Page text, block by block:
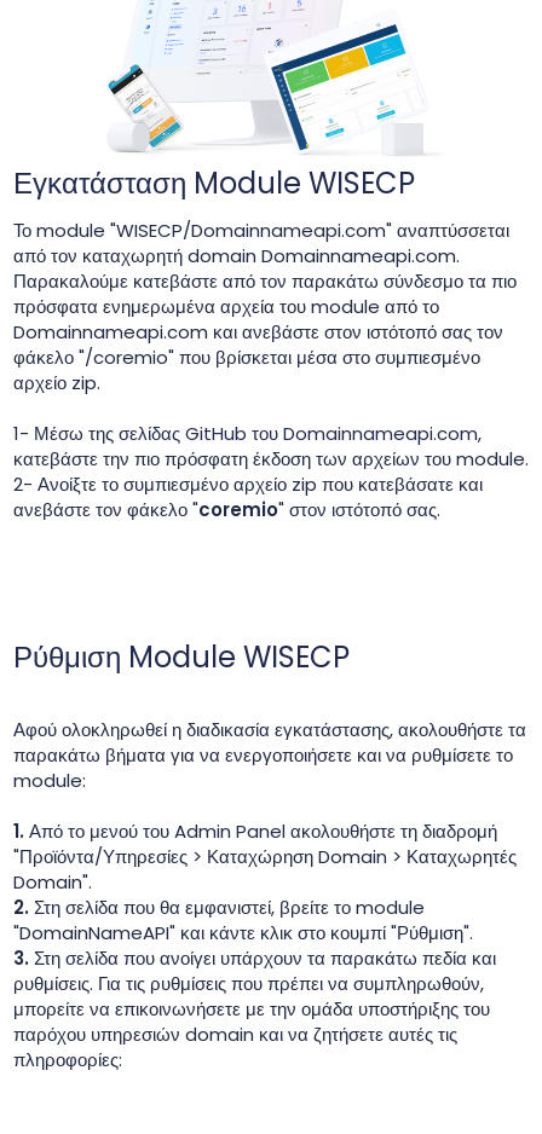
Εγκατάσταση Module WISECP
Το module "WISECP/Domainnameapi.com" αναπτύσσεται
από τον καταχωρητή domain Domainnameapi.com.
Παρακαλούμε κατεβάστε από τον παρακάτω σύνδεσμο τα πιο
πρόσφατα ενημερωμένα αρχεία του module από το
Domainnameapi.com και ανεβάστε στον ιστότοπό σας τον
φάκελο "/coremio" που βρίσκεται μέσα στο συμπιεσμένο
αρχείο zip.
1- Μέσω τηςσελίδας GitHub του Domainnameapi.com,
κατεβάστε την πιο πρόσφατη έκδοση των αρχείων του module.
2- Ανοίξτε το συμπιεσμένο αρχείο zip που κατεβάσατε και
ανεβάστε τον φάκελο "coremio" στον ιστότοπό σας.
Ρύθμιση Module WISECP
Αφού ολοκληρωθεί η διαδικασία εγκατάστασης, ακολουθήστε τα
παρακάτω βήματα για να ενεργοποιήσετε και να ρυθμίσετε το
module:
1.Από το μενού του Admin Panel ακολουθήστε τη διαδρομή
"Προϊόντα/Υπηρεσίες > Καταχώρηση Domain > Καταχωρητές
Domain".
2.Στη σελίδα που θα εμφανιστεί, βρείτε το module
"DomainNameAPI" και κάντε κλικ στο κουμπί "Ρύθμιση".
3.Στη σελίδα που ανοίγει υπάρχουν τα παρακάτω πεδία και
ρυθμίσεις. Για τις ρυθμίσεις που πρέπει να συμπληρωθούν,
μπορείτε να επικοινωνήσετε με την ομάδα υποστήριξης του
παρόχου υπηρεσιών domain και να ζητήσετε αυτές τις
πληροφορίες: